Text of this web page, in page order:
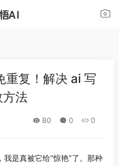
重复！解决 ai 写
方法
80 0 0
是真被它给“惊艳”了。那种